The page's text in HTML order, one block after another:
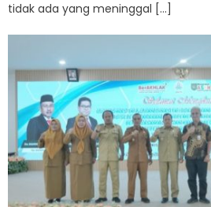
tidak ada yang meninggal […]